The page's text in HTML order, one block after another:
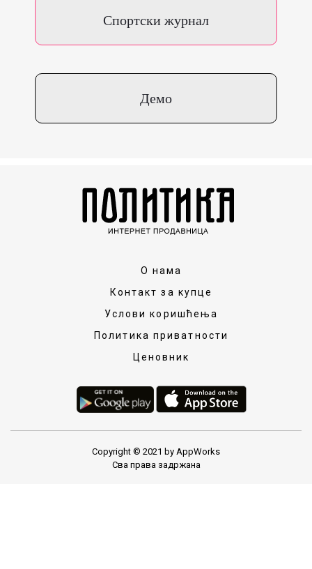
Спортски журнал
Демо
О нама
Контакт за купце
Услови коришћења
Политика приватности
Ценовник
Copyright © 2021 by AppWorks
Сва права задржана